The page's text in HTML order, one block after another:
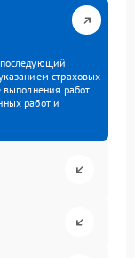
последующий
страховых
выполнения работ
работ и